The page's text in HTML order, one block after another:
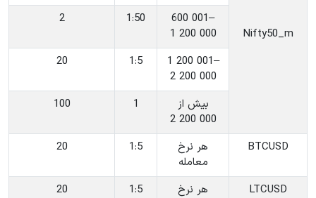
‎Nifty50_m
‎600 001–
1 200 000
‎1:50
2
‎1 200 001–
2 200 000
‎1:5
20
‎بیش از
2 200 000
‎1
100
‎BTCUSD
‎هر نرخ
معامله
‎1:5
20
‎LTCUSD
‎هر نرخ
‎1:5
20